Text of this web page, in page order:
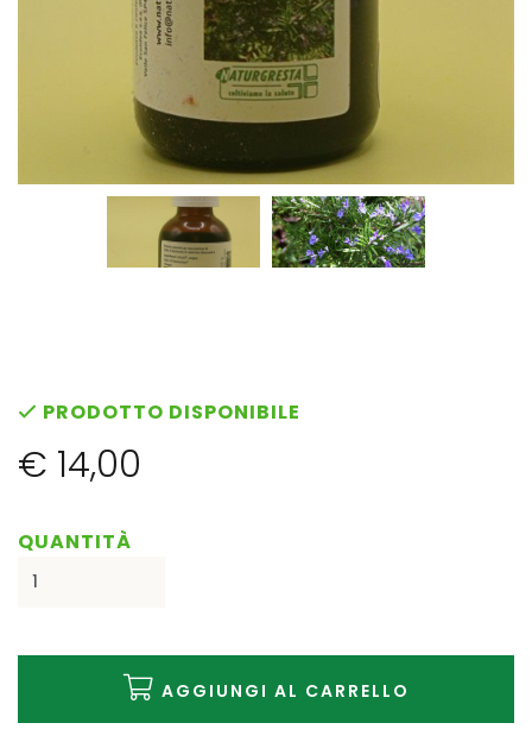
PRODOTTO DISPONIBILE
€ 14,00
QUANTITÀ
AGGIUNGI AL CARRELLO